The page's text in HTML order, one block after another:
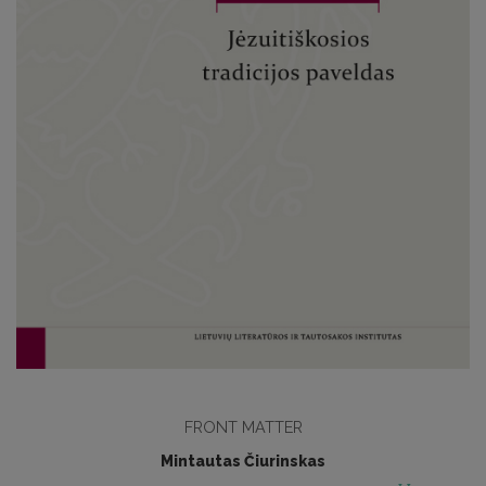
FRONT MATTER
Mintautas Čiurinskas